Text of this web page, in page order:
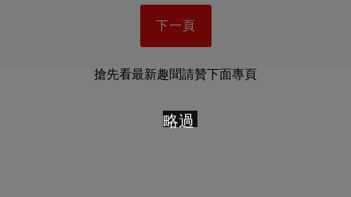
下一頁
搶先看最新趣聞請贊下面專頁
略過